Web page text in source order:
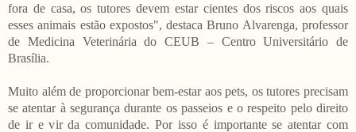
fora de casa, os tutores devem estar cientes dos riscos aos quais
esses animais estão expostos", destaca Bruno Alvarenga, professor
de Medicina Veterinária do CEUB – Centro Universitário de
Brasília.
Muito além de proporcionar bem-estar aos pets, os tutores precisam
se atentar à segurança durante os passeios e o respeito pelo direito
de ir e vir da comunidade. Por isso é importante se atentar com